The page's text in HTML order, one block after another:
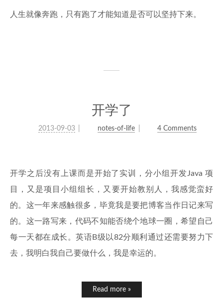
人生就像奔跑，只有跑了才能知道是否可以坚持下来。
开学了
2013-09-03 notes-of-life 4 Comments
开学之后没有上课而是开始了实训，分小组开发Java 项
目，又是项目小组组长，又要开始教别人，我感觉蛮好
的。这一年来感触很多，毕竟我是要把博客当作日记来写
的。这一路写来，代码不知能否绕个地球一圈，希望自己
每一天都在成长。英语B级以82分顺利通过还需要努力下
去，我明白我自己要做什么，我是幸运的。
Read more »